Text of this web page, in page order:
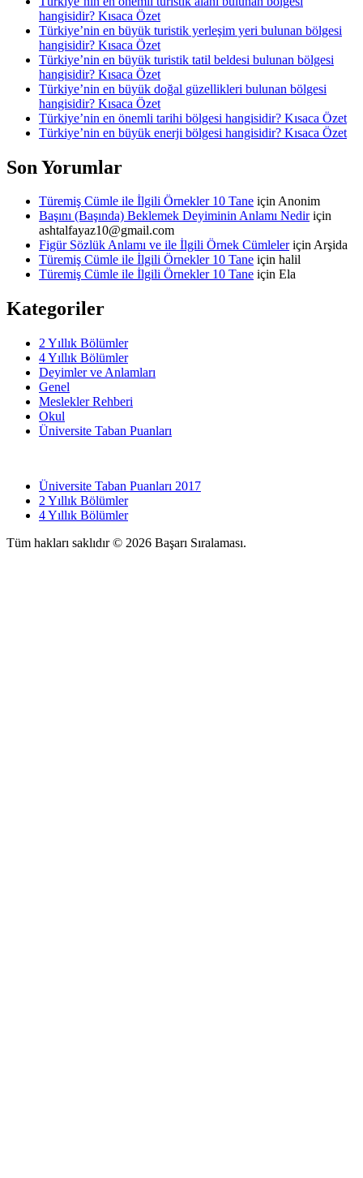
hangisidir? Kısaca Özet
Türkiye’nin en büyük turistik yerleşim yeri bulunan bölgesi
hangisidir? Kısaca Özet
Türkiye’nin en büyük turistik tatil beldesi bulunan bölgesi
hangisidir? Kısaca Özet
Türkiye’nin en büyük doğal güzellikleri bulunan bölgesi
hangisidir? Kısaca Özet
Türkiye’nin en önemli tarihi bölgesi hangisidir? Kısaca Özet
Türkiye’nin en büyük enerji bölgesi hangisidir? Kısaca Özet
Son Yorumlar
Türemiş Cümle ile İlgili Örnekler 10 Tane içinAnonim
Başını (Başında) Beklemek Deyiminin Anlamı Nediriçin
ashtalfayaz10@gmail.com
Figür Sözlük Anlamı ve ile İlgili Örnek CümleleriçinArşida
Türemiş Cümle ile İlgili Örnekler 10 Tane için halil
Türemiş Cümle ile İlgili Örnekler 10 Tane için Ela
Kategoriler
2 Yıllık Bölümler
4 Yıllık Bölümler
Deyimler ve Anlamları
Genel
Meslekler Rehberi
Okul
Üniversite Taban Puanları
Üniversite Taban Puanları 2017
2 Yıllık Bölümler
4 Yıllık Bölümler
Tüm hakları saklıdır © 2026 Başarı Sıralaması.